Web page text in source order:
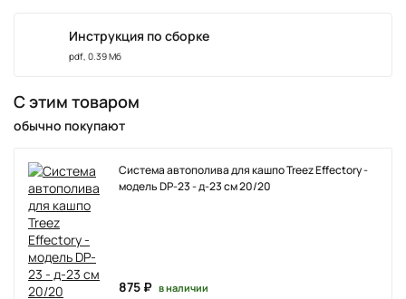
Инструкция по сборке
pdf, 0.39 Мб
С этим товаром
обычно покупают
Система автополива для кашпо Treez Effectory -
модель DP-23 - д-23 см 20/20
875 ₽ в наличии